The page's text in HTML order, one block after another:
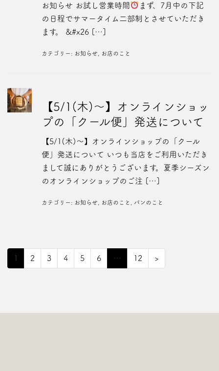
お知らせ お試し営業時間
まず、7月中の下記
の日程でサマータイム二部制とさせていただき
ます。 &#x26 […]
カテゴリー: お知らせ お店のこと
【5/1(木)～】オンラインショッ
プの「クール便」発送について
【5/1(木)～】オンラインショップの「クール
便」発送について いつも当店をご利用いただき
まして誠にありがとうございます。夏季シーズン
のオンラインショップのご注 […]
カテゴリー: お知らせ お店のこと パンのこと
1 2 3 4 5 6 … 12 >